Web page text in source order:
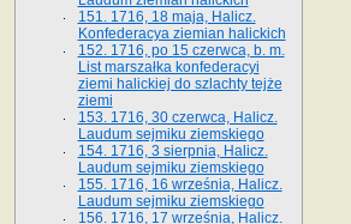
151. 1716, 18 maja, Halicz.
Konfederacya ziemian halickich
152. 1716, po 15 czerwca, b. m.
List marszałka konfederacyi
ziemi halickiej do szlachty tejże
ziemi
153. 1716, 30 czerwca, Halicz.
Laudum sejmiku ziemskiego
154. 1716, 3 sierpnia, Halicz.
Laudum sejmiku ziemskiego
155. 1716, 16 września, Halicz.
Laudum sejmiku ziemskiego
156. 1716, 17 września, Halicz.